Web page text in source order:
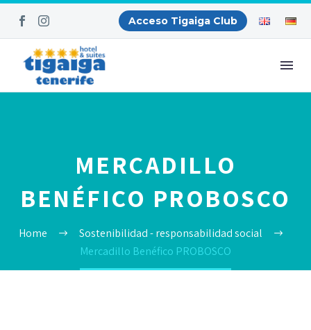
Acceso Tigaiga Club
MERCADILLO
BENÉFICO PROBOSCO
Home
Sostenibilidad - responsabilidad social
Mercadillo Benéfico PROBOSCO